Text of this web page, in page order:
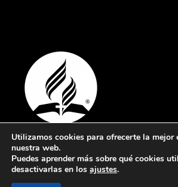
© 2026 Revista Adventista de España.
reservados.
Utilizamos cookies para ofrecerte la mejor
nuestra web.
Puedes aprender más sobre qué cookies
desactivarlas en los ajustes.